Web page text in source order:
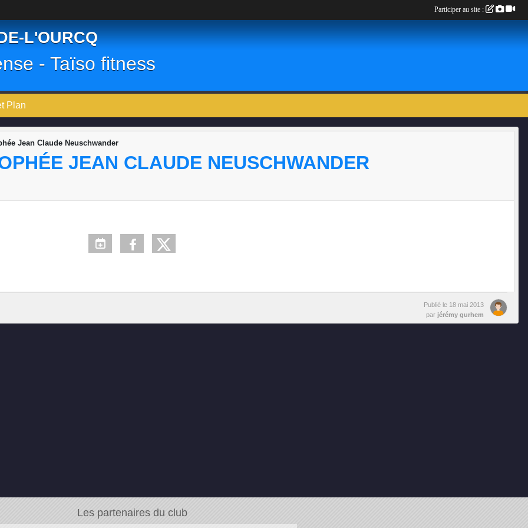
L'OURCQ
- Taïso fitness
Plan
Jean Claude Neuschwander
JEAN CLAUDE NEUSCHWANDER
Publié le 18 mai 2013
par jérémy gurhem
Les partenaires du club
Participer au site :